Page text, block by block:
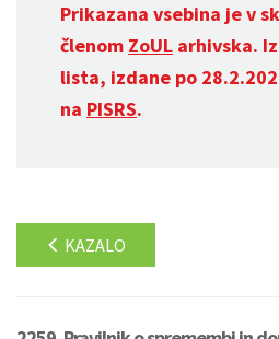
Prikazana vsebina je v
členom ZoUL arhivska.
lista, izdane po
na PISRS.
KAZALO